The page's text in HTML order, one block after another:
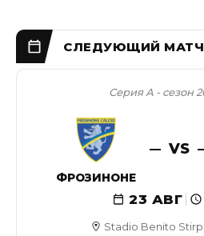
Stadio Benito
Серия А - сезон
ФРОЗИНОНЕ
VS
23 АВГ